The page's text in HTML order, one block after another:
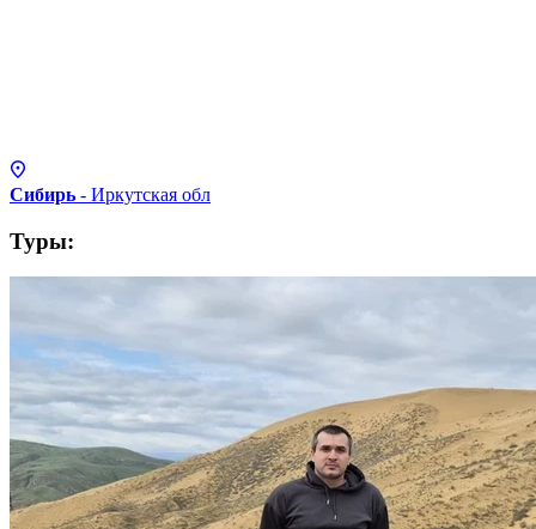
Сибирь - Иркутская обл
Туры: